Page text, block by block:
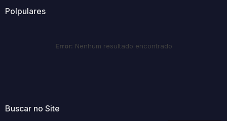
Polpulares
Error: Nenhum resultado encontrado
Buscar no Site